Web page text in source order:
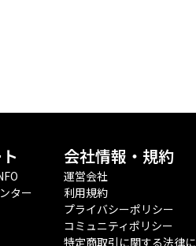
ター
会社情報・規約
運営会社
利用規約
プライバシーポリシー
コミュニティポリシー
特定商取引に関する法律